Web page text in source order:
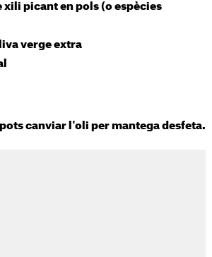
xili picant en pols (o espècies
verge extra
canviar l'oli per mantega desfeta.